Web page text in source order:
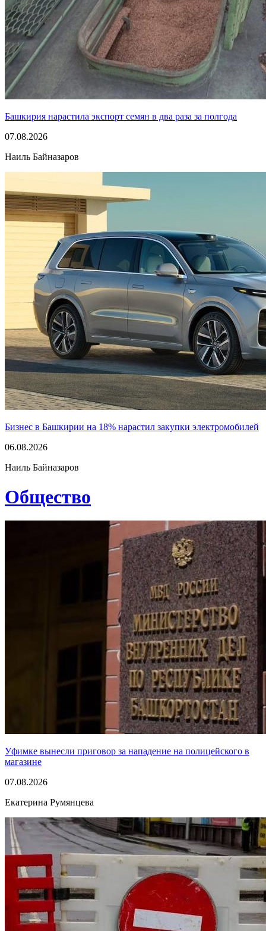
Башкирия нарастила экспорт семян в два раза за полгода
07.08.2026
Наиль Байназаров
Бизнес в Башкирии на 18% нарастил закупки электромобилей
06.08.2026
Наиль Байназаров
Общество
Уфимке вынесли приговор за нападение на полицейского в
магазине
07.08.2026
Екатерина Румянцева